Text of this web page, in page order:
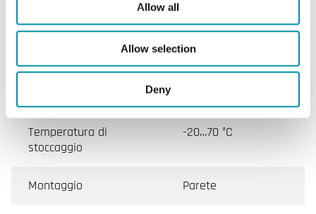
Allow all
Allow selection
Deny
Temperatura ambiente
Temperatura di
stoccaggio
-20…70 °C
Montaggio Parete